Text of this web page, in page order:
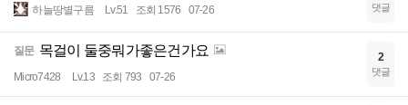
하늘땅별구름 Lv.51 조회 1576 07-26 댓글
질문 목걸이 둘중뭐가좋은건가요
Micro7428 Lv.13 조회 793 07-26
2
댓글